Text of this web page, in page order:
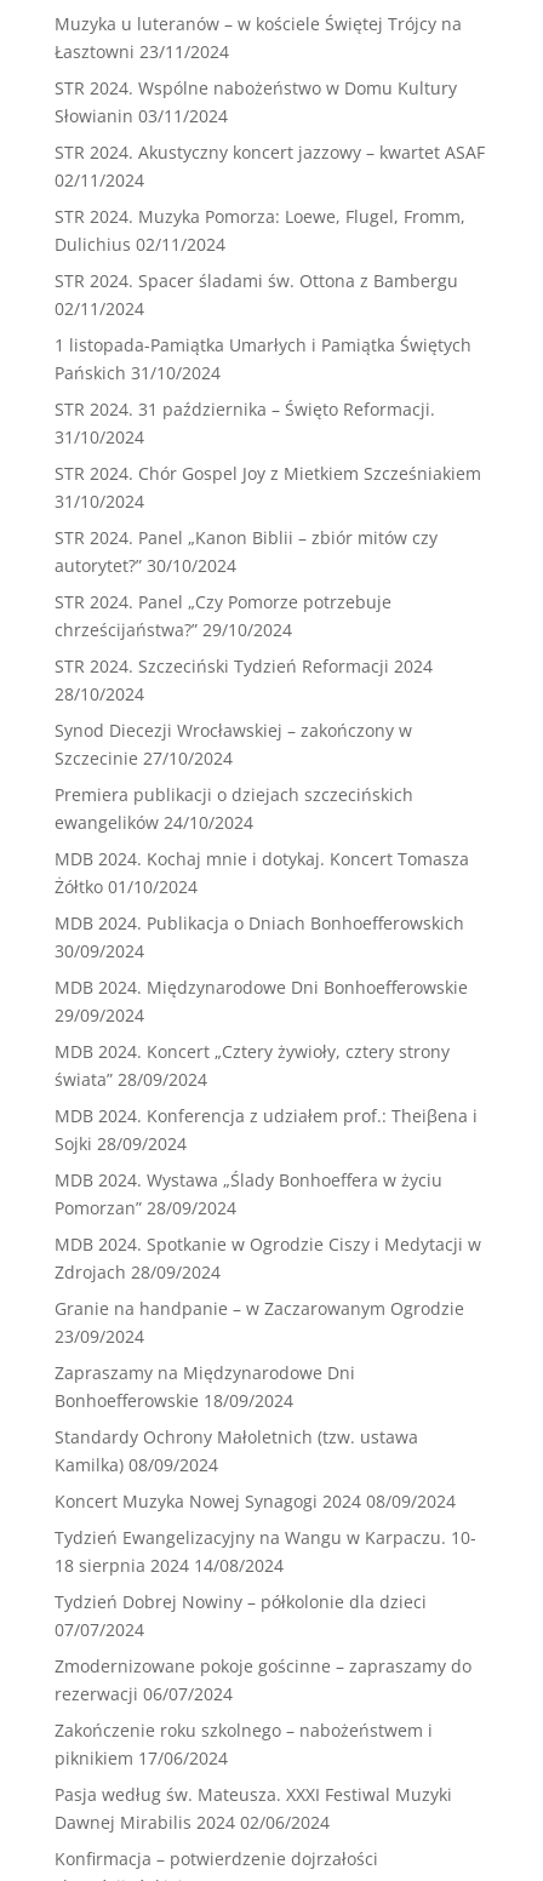
Muzyka u luteranów – w kościele Świętej Trójcy na
Łasztowni 23/11/2024
STR 2024. Wspólne nabożeństwo w Domu Kultury
Słowianin 03/11/2024
STR 2024. Akustyczny koncert jazzowy – kwartet ASAF
02/11/2024
STR 2024. Muzyka Pomorza: Loewe, Flugel, Fromm,
Dulichius 02/11/2024
STR 2024. Spacer śladami św. Ottona z Bambergu
02/11/2024
1 listopada-Pamiątka Umarłych i Pamiątka Świętych
Pańskich 31/10/2024
STR 2024. 31 października – Święto Reformacji.
31/10/2024
STR 2024. Chór Gospel Joy z Mietkiem Szcześniakiem
31/10/2024
STR 2024. Panel „Kanon Biblii – zbiór mitów czy
autorytet?” 30/10/2024
STR 2024. Panel „Czy Pomorze potrzebuje
chrześcijaństwa?” 29/10/2024
STR 2024. Szczeciński Tydzień Reformacji 2024
28/10/2024
Synod Diecezji Wrocławskiej – zakończony w
Szczecinie 27/10/2024
Premiera publikacji o dziejach szczecińskich
ewangelików 24/10/2024
MDB 2024. Kochaj mnie i dotykaj. Koncert Tomasza
Żółtko 01/10/2024
MDB 2024. Publikacja o Dniach Bonhoefferowskich
30/09/2024
MDB 2024. Międzynarodowe Dni Bonhoefferowskie
29/09/2024
MDB 2024. Koncert „Cztery żywioły, cztery strony
świata” 28/09/2024
MDB 2024. Konferencja z udziałem prof.: Theiβena i
Sojki 28/09/2024
MDB 2024. Wystawa „Ślady Bonhoeffera w życiu
Pomorzan” 28/09/2024
MDB 2024. Spotkanie w Ogrodzie Ciszy i Medytacji w
Zdrojach 28/09/2024
Granie na handpanie – w Zaczarowanym Ogrodzie
23/09/2024
Zapraszamy na Międzynarodowe Dni
Bonhoefferowskie 18/09/2024
Standardy Ochrony Małoletnich (tzw. ustawa
Kamilka) 08/09/2024
Koncert Muzyka Nowej Synagogi 2024 08/09/2024
Tydzień Ewangelizacyjny na Wangu w Karpaczu. 10-
18 sierpnia 2024 14/08/2024
Tydzień Dobrej Nowiny – półkolonie dla dzieci
07/07/2024
Zmodernizowane pokoje gościnne – zapraszamy do
rezerwacji 06/07/2024
Zakończenie roku szkolnego – nabożeństwem i
piknikiem 17/06/2024
Pasja według św. Mateusza. XXXI Festiwal Muzyki
Dawnej Mirabilis 2024 02/06/2024
Konfirmacja – potwierdzenie dojrzałości